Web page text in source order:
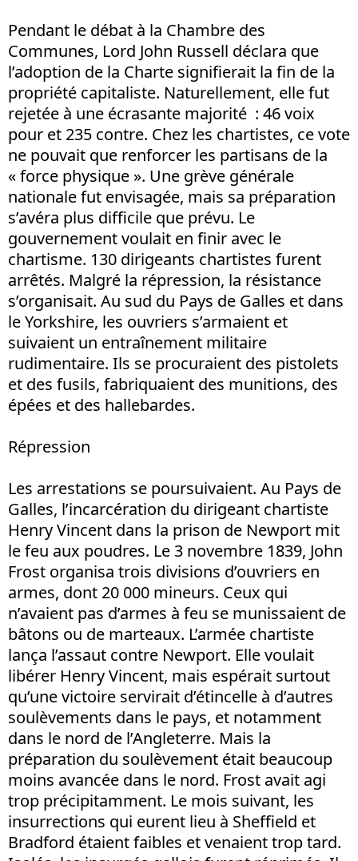
Pendant le débat à la Chambre des
Communes, Lord John Russell déclara que
l’adoption de la Charte signifierait la fin de la
propriété capitaliste. Naturellement, elle fut
rejetée à une écrasante majorité : 46 voix
pour et 235 contre. Chez les chartistes, ce vote
ne pouvait que renforcer les partisans de la
« force physique ». Une grève générale
nationale fut envisagée, mais sa préparation
s’avéra plus difficile que prévu. Le
gouvernement voulait en finir avec le
chartisme. 130 dirigeants chartistes furent
arrêtés. Malgré la répression, la résistance
s’organisait. Au sud du Pays de Galles et dans
le Yorkshire, les ouvriers s’armaient et
suivaient un entraînement militaire
rudimentaire. Ils se procuraient des pistolets
et des fusils, fabriquaient des munitions, des
épées et des hallebardes.
Répression
Les arrestations se poursuivaient. Au Pays de
Galles, l’incarcération du dirigeant chartiste
Henry Vincent dans la prison de Newport mit
le feu aux poudres. Le 3 novembre 1839, John
Frost organisa trois divisions d’ouvriers en
armes, dont 20 000 mineurs. Ceux qui
n’avaient pas d’armes à feu se munissaient de
bâtons ou de marteaux. L’armée chartiste
lança l’assaut contre Newport. Elle voulait
libérer Henry Vincent, mais espérait surtout
qu’une victoire servirait d’étincelle à d’autres
soulèvements dans le pays, et notamment
dans le nord de l’Angleterre. Mais la
préparation du soulèvement était beaucoup
moins avancée dans le nord. Frost avait agi
trop précipitamment. Le mois suivant, les
insurrections qui eurent lieu à Sheffield et
Bradford étaient faibles et venaient trop tard.